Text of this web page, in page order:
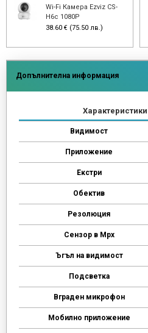
Wi-Fi Камера Ezviz CS-
H6c 1080P
38.60 € (75.50 лв.)
Допълнителна информация
Видимост
Приложение
Екстри
Обектив
Резолюция
Сензор в Mpx
Ъгъл на видимост
Подсветка
Вграден микрофон
Мобилно приложение